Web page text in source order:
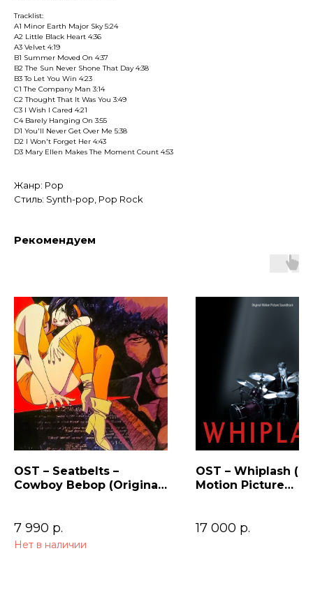
Tracklist:
A1 Minor Earth Major Sky 5:24
A2 Little Black Heart 4:36
A3 Velvet 4:19
B1 Summer Moved On 4:37
B2 The Sun Never Shone That Day 4:38
B3 To Let You Win 4:23
C1 The Company Man 3:14
C2 Thought That It Was You 3:49
C3 I Wish I Cared 4:21
C4 Barely Hanging On 3:55
D1 You'll Never Get Over Me 5:38
D2 I Won't Forget Her 4:43
D3 Mary Ellen Makes The Moment Count 4:53
Жанр: Pop
Стиль: Synth-pop, Pop Rock
Рекомендуем
OST – Seatbelts –
Cowboy Bebop (Original
7 990 р.
Нет в наличии
OST – Whiplash
Motion Picture
17 000 р.